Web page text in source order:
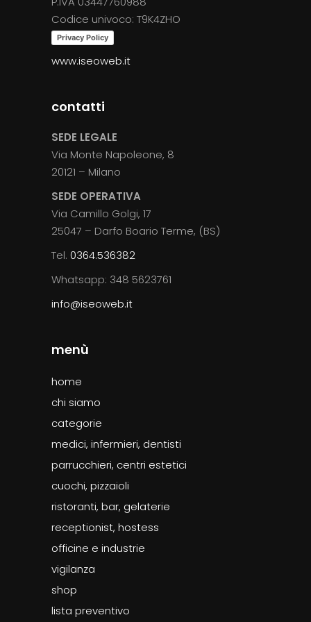
Codice univoco: T9K4ZHO
Privacy Policy
www.iseoweb.it
contatti
SEDE LEGALE
Via Monte Napoleone, 8
20121 – Milano
SEDE OPERATIVA
Via Camillo Golgi, 17
25047 – Darfo Boario Terme, (BS)
Tel. 0364.536382
Whatsapp: 348 5623761
info@iseoweb.it
menù
home
chi siamo
categorie
medici, infermieri, dentisti
parrucchieri, centri estetici
cuochi, pizzaioli
ristoranti, bar, gelaterie
receptionist, hostess
officine e industrie
vigilanza
shop
lista preventivo